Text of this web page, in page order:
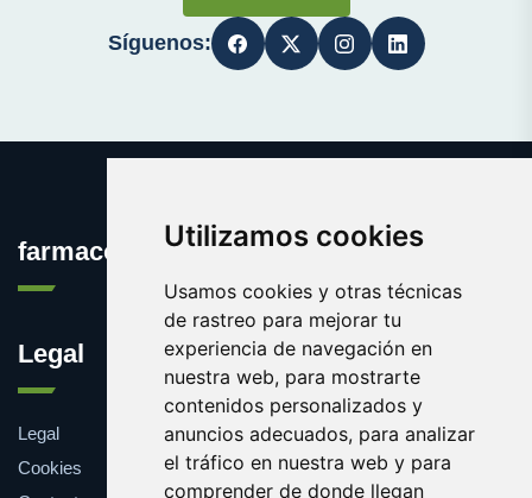
Utilizamos cookies
Usamos cookies y otras técnicas
de rastreo para mejorar tu
experiencia de navegación en
nuestra web, para mostrarte
contenidos personalizados y
anuncios adecuados, para analizar
el tráfico en nuestra web y para
comprender de donde llegan
Síguenos:
farmaco.es
Legal
Legal
Cookies